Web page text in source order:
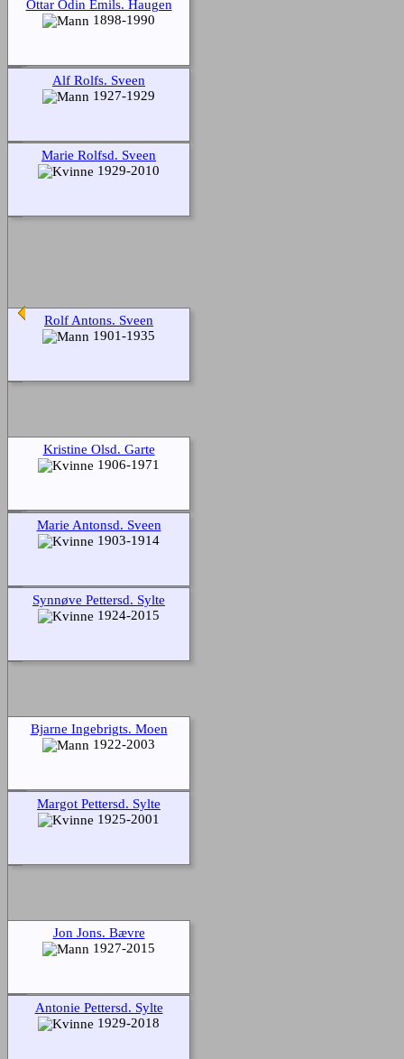
Ottar Odin Emils. Haugen
1898-1990
Alf Rolfs. Sveen
1927-1929
Marie Rolfsd. Sveen
1929-2010
Rolf Antons. Sveen
1901-1935
Kristine Olsd. Garte
1906-1971
Marie Antonsd. Sveen
1903-1914
Synnøve Pettersd. Sylte
1924-2015
Bjarne Ingebrigts. Moen
1922-2003
Margot Pettersd. Sylte
1925-2001
Jon Jons. Bævre
1927-2015
Antonie Pettersd. Sylte
1929-2018